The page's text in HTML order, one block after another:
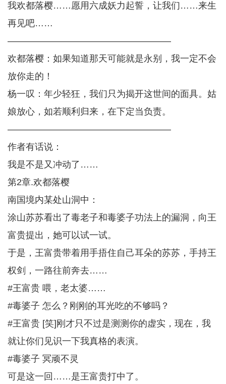
我欢都落樱……愿用六成妖力起誓，让我们……来生
再见吧……
——————————————————
欢都落樱：如果知道那天可能就是永别，我一定不会
放你走的！
杨一叹：年少轻狂，我们只为揭开这世间的面具。姑
娘放心，如若顺利归来，在下定当负责。
——————————————————
作者有话说：
我是不是又冲动了……
第2章.欢都落樱
南国境内某处山洞中：
涂山苏苏看出了毒老子和毒婆子功法上的漏洞，向王
富贵提出，她可以试一试。
于是，王富贵带着用手捂住自己耳朵的苏苏，手持王
权剑，一路往前奔去……
#王富贵 喂，老太婆……
#毒婆子 怎么？刚刚的耳光吃的不够吗？
#王富贵 [笑]刚才只不过是测测你的虚实，现在，我
就让你们见识一下我真格的表演。
#毒婆子 冥顽不灵
可是这一回……是王富贵打中了。